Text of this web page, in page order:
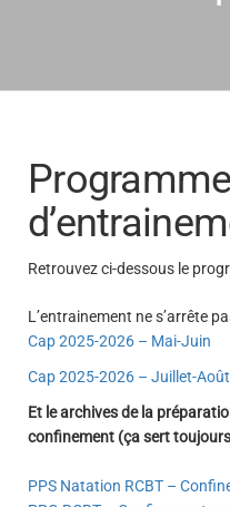
Retrouvez ci-dessous le
L’entrainement ne s’arrête
Cap 2025-2026 – Mai-Juin
Cap 2025-2026 – Juillet-Août
Et le archives de la
confinement (ça sert
PPS Natation RCBT –